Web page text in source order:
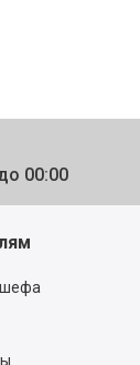
00:00
шефа